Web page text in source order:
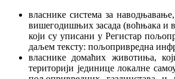
власнике система за
вишегодишњих засада (воћњака и
који су уписани у Регистар
даљем тексту: пољопривредна
власнике домаћих животиња,
територији јединице локалне